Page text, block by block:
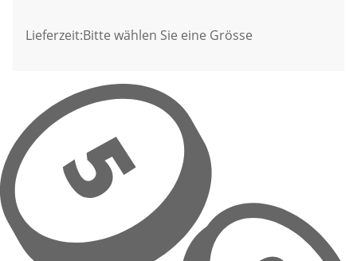
Lieferzeit:Bitte wählen Sie eine Grösse